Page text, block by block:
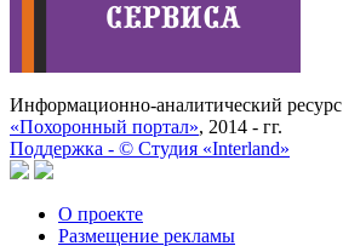
Информационно-аналитический ресурс
«Похоронный портал», 2014 - гг.
Поддержка - © Cтудия «Interland»
О проекте
Размещение рекламы